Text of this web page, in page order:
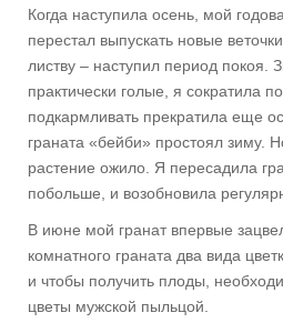
Когда наступила осень, мой
перестал выпускать новые
листву – наступил период покоя.
практически голые, я сократила
подкармливать прекратила еще
граната «бейби» простоял зиму.
растение ожило. Я пересадила
побольше, и возобновила
В июне мой гранат впервые
комнатного граната два вида
и чтобы получить плоды,
цветы мужской пыльцой.